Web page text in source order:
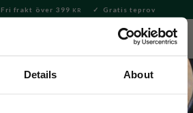
Details About
Fri frakt över 399 KR Gratis teprov